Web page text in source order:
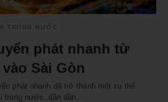
TRONG NƯỚC
phát nhanh từ
Sài Gòn
phát nhanh đã trở thành một xu thế
trong nước, dần dần…